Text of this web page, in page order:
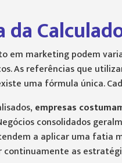
da
em marketing podem
As referências que
uma fórmula única.
empresas
consolidados
a aplicar uma fatia
as